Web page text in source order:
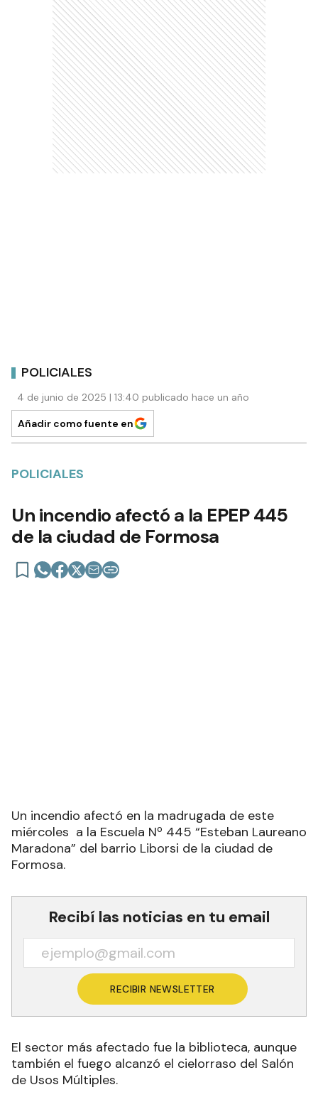
POLICIALES
4 de junio de 2025 | 13:40 publicado hace un año
Añadir como fuente en
POLICIALES
Un incendio afectó a la EPEP 445
de la ciudad de Formosa
Un incendio afectó en la madrugada de este
Formosa.
Recibí las noticias en tu email
RECIBIR NEWSLETTER